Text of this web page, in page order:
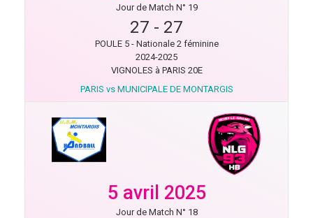
Jour de Match N° 19
27 - 27
POULE 5 - Nationale 2 féminine
2024-2025
VIGNOLES à PARIS 20E
PARIS vs MUNICIPALE DE MONTARGIS
5 avril 2025
Jour de Match N° 18